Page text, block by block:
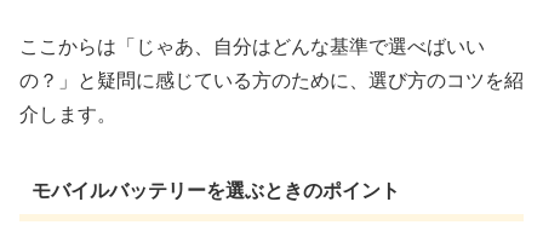
ここからは「じゃあ、自分はどんな基準で選べばいい
の？」と疑問に感じている方のために、選び方のコツを紹
介します。
モバイルバッテリーを選ぶときのポイント